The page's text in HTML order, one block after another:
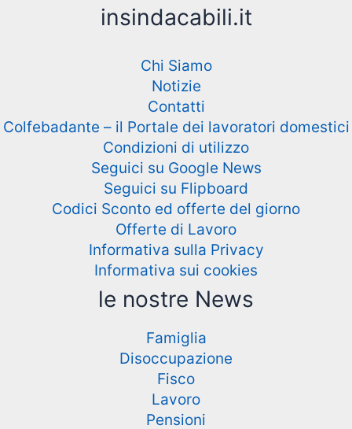
insindacabili.it
Chi Siamo
Notizie
Contatti
Colfebadante – il Portale dei lavoratori domestici
Condizioni di utilizzo
Seguici su Google News
Seguici su Flipboard
Codici Sconto ed offerte del giorno
Offerte di Lavoro
Informativa sulla Privacy
Informativa sui cookies
le nostre News
Famiglia
Disoccupazione
Fisco
Lavoro
Pensioni